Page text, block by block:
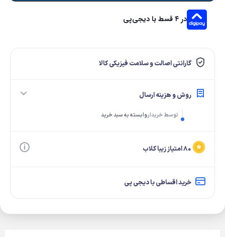
در ۴ قسط با دیجی‌پی
گارانتی اصالت و سلامت فیزیکی کالا
روش و هزینه ارسال
توسط خریداروابسته به سبد خرید
۸۰ امتیاز زیبا کلاب
خرید اقساطی با دیجی پی